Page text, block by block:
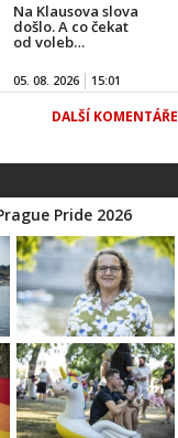
Na Klausova slova
došlo. A co čekat
od voleb…
05. 08. 2026 15:01
DALŠÍ KOMENTÁŘE
Pride 2026